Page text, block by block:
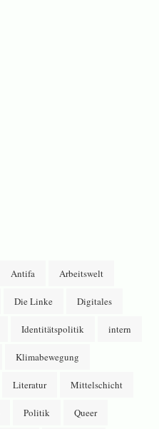
Antifa Arbeitswelt
Die Linke Digitales
Identitätspolitik intern
Klimabewegung
Literatur Mittelschicht
Politik Queer